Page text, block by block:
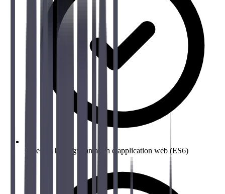
Bases de la programmation d'application web (ES6)